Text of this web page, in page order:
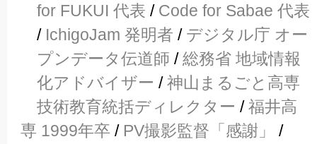
for FUKUI 代表 / Code for Sabae 代表
/ IchigoJam 発明者 / デジタル庁 オー
プンデータ伝道師 /総務省 地域情報
化アドバイザー /神山まるごと高専
技術教育統括ディレクター /福井高
専 1999年卒 / PV撮影監督「感謝」
/